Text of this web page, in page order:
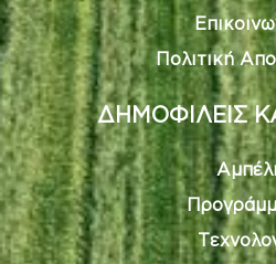
Πολιτική
ΔΗΜΟΦΙΛΕΙΣ
Αμπέλι